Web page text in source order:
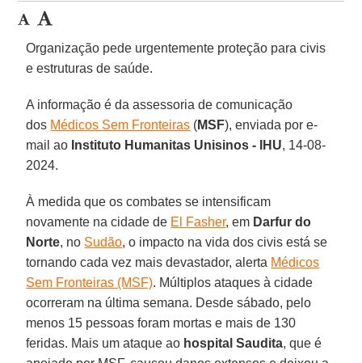
Organização pede urgentemente proteção para civis
e estruturas de saúde.
A informação é da assessoria de comunicação
dos Médicos Sem Fronteiras (MSF), enviada por e-
mail ao Instituto Humanitas Unisinos - IHU, 14-08-
2024.
À medida que os combates se intensificam
novamente na cidade de El Fasher, em Darfur do
Norte, no Sudão, o impacto na vida dos civis está se
tornando cada vez mais devastador, alerta Médicos
Sem Fronteiras (MSF). Múltiplos ataques à cidade
ocorreram na última semana. Desde sábado, pelo
menos 15 pessoas foram mortas e mais de 130
feridas. Mais um ataque ao hospital Saudita, que é